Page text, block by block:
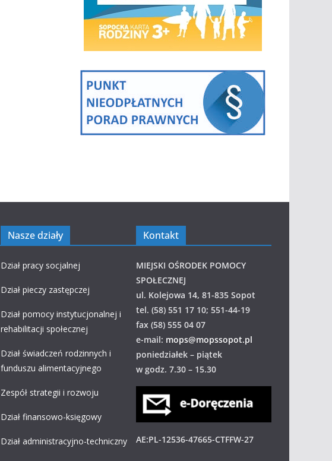
Nasze działy
Dział pracy socjalnej
Dział pieczy zastępczej
Dział pomocy instytucjonalnej i
rehabilitacji społecznej
Dział świadczeń rodzinnych i
funduszu alimentacyjnego
Zespół strategii i rozwoju
Dział finansowo-księgowy
Dział administracyjno-techniczny
Kontakt
MIEJSKI OŚRODEK POMOCY
SPOŁECZNEJ
ul. Kolejowa 14, 81-835 Sopot
tel. (58) 551 17 10; 551-44-19
fax (58) 555 04 07
e-mail: mops@mopssopot.pl
poniedziałek – piątek
w godz. 7.30 – 15.30
AE:PL-12536-47665-CTFFW-27